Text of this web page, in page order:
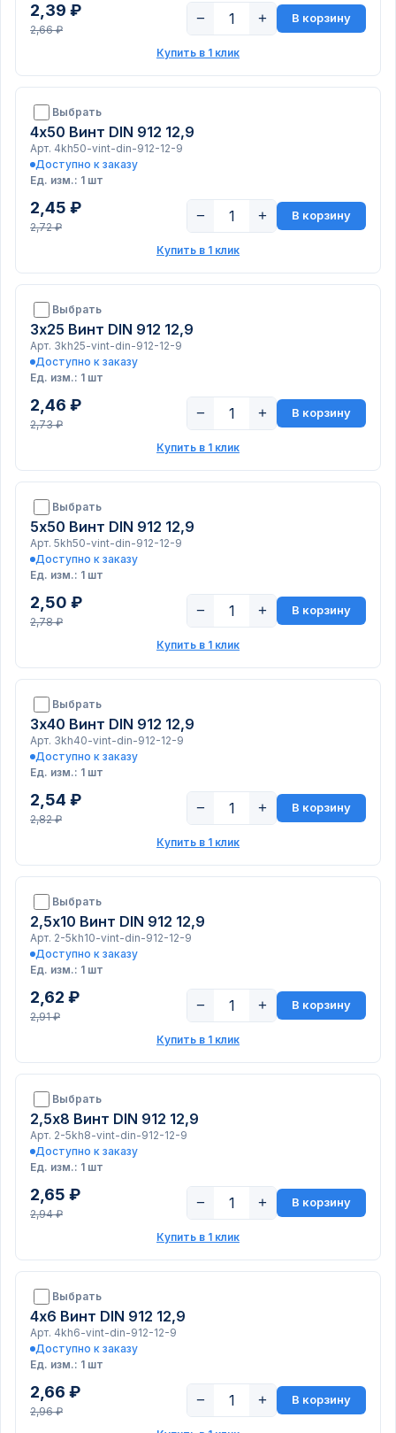
2,39 ₽
2,66 ₽
− + В корзину
Купить в 1 клик
Выбрать
4х50 Винт DIN 912 12,9
Арт. 4kh50-vint-din-912-12-9
Доступно к заказу
Ед. изм.: 1 шт
2,45 ₽
2,72 ₽
− + В корзину
Купить в 1 клик
Выбрать
3х25 Винт DIN 912 12,9
Арт. 3kh25-vint-din-912-12-9
Доступно к заказу
Ед. изм.: 1 шт
2,46 ₽
2,73 ₽
− + В корзину
Купить в 1 клик
Выбрать
5х50 Винт DIN 912 12,9
Арт. 5kh50-vint-din-912-12-9
Доступно к заказу
Ед. изм.: 1 шт
2,50 ₽
2,78 ₽
− + В корзину
Купить в 1 клик
Выбрать
3х40 Винт DIN 912 12,9
Арт. 3kh40-vint-din-912-12-9
Доступно к заказу
Ед. изм.: 1 шт
2,54 ₽
2,82 ₽
− + В корзину
Купить в 1 клик
Выбрать
2,5х10 Винт DIN 912 12,9
Арт. 2-5kh10-vint-din-912-12-9
Доступно к заказу
Ед. изм.: 1 шт
2,62 ₽
2,91 ₽
− + В корзину
Купить в 1 клик
Выбрать
2,5х8 Винт DIN 912 12,9
Арт. 2-5kh8-vint-din-912-12-9
Доступно к заказу
Ед. изм.: 1 шт
2,65 ₽
2,94 ₽
− + В корзину
Купить в 1 клик
Выбрать
4х6 Винт DIN 912 12,9
Арт. 4kh6-vint-din-912-12-9
Доступно к заказу
Ед. изм.: 1 шт
2,66 ₽
2,96 ₽
− + В корзину